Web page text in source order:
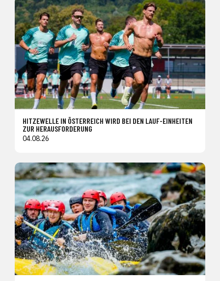
HITZEWELLE IN ÖSTERREICH WIRD BEI DEN LAUF-EINHEITEN
ZUR HERAUSFORDERUNG
04.08.26